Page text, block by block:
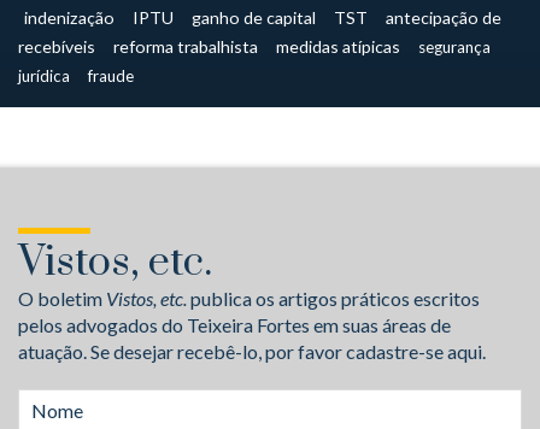
indenização
IPTU ganho de capital TST
antecipação de
recebíveis
reforma trabalhista medidas atípicas
segurança
jurídica
fraude
Vistos, etc.
O boletim Vistos, etc.publica os artigos práticos escritos
pelos advogados do Teixeira Fortes em suas áreas de
atuação. Se desejar recebê-lo, por favor cadastre-se aqui.